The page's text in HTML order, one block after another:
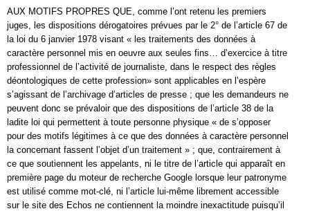
AUX MOTIFS PROPRES QUE, comme l’ont retenu les premiers
juges, les dispositions dérogatoires prévues par le 2° de l’article 67 de
la loi du 6 janvier 1978 visant « les traitements des données à
caractère personnel mis en oeuvre aux seules fins… d’exercice à titre
professionnel de l’activité de journaliste, dans le respect des règles
déontologiques de cette profession» sont applicables en l’espère
s’agissant de l’archivage d’articles de presse ; que les demandeurs ne
peuvent donc se prévaloir que des dispositions de l’article 38 de la
ladite loi qui permettent à toute personne physique « de s’opposer
pour des motifs légitimes à ce que des données à caractère personnel
la concernant fassent l’objet d’un traitement » ; que, contrairement à
ce que soutiennent les appelants, ni le titre de l’article qui apparaît en
première page du moteur de recherche Google lorsque leur patronyme
est utilisé comme mot-clé, ni l’article lui-même librement accessible
sur le site des Echos ne contiennent la moindre inexactitude puisqu’il